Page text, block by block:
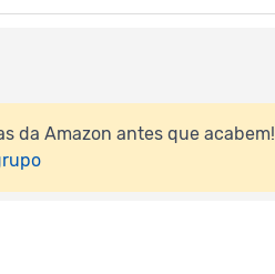
da Amazon antes que acabem!